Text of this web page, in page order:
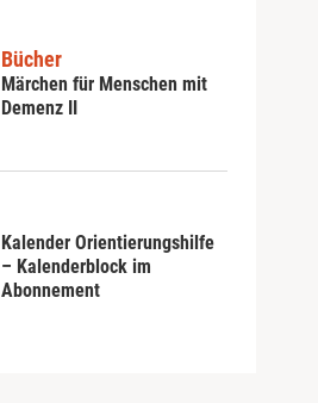
Bücher
Märchen für Menschen mit
Demenz II
Kalender Orientierungshilfe
– Kalenderblock im
Abonnement